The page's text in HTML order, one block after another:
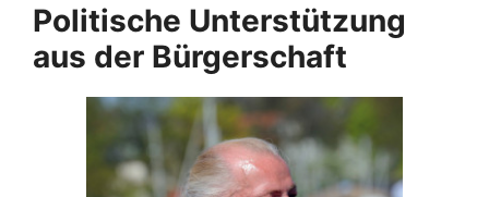
Politische Unterstützung
aus der Bürgerschaft